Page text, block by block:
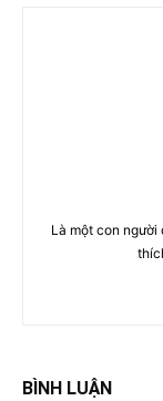
Là một con người
BÌNH LUẬN